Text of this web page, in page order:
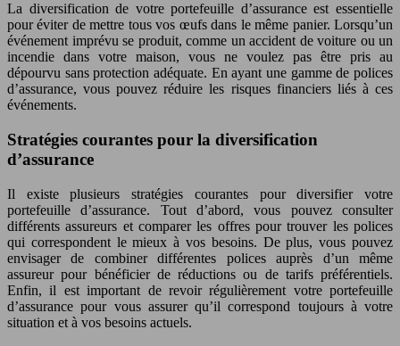
La diversification de votre portefeuille d’assurance est essentielle
pour éviter de mettre tous vos œufs dans le même panier. Lorsqu’un
événement imprévu se produit, comme un accident de voiture ou un
incendie dans votre maison, vous ne voulez pas être pris au
dépourvu sans protection adéquate. En ayant une gamme de polices
d’assurance, vous pouvez réduire les risques financiers liés à ces
événements.
Stratégies courantes pour la diversification
d’assurance
Il existe plusieurs stratégies courantes pour diversifier votre
portefeuille d’assurance. Tout d’abord, vous pouvez consulter
différents assureurs et comparer les offres pour trouver les polices
qui correspondent le mieux à vos besoins. De plus, vous pouvez
envisager de combiner différentes polices auprès d’un même
assureur pour bénéficier de réductions ou de tarifs préférentiels.
Enfin, il est important de revoir régulièrement votre portefeuille
d’assurance pour vous assurer qu’il correspond toujours à votre
situation et à vos besoins actuels.